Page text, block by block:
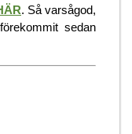
. Så varsågod,
sedan